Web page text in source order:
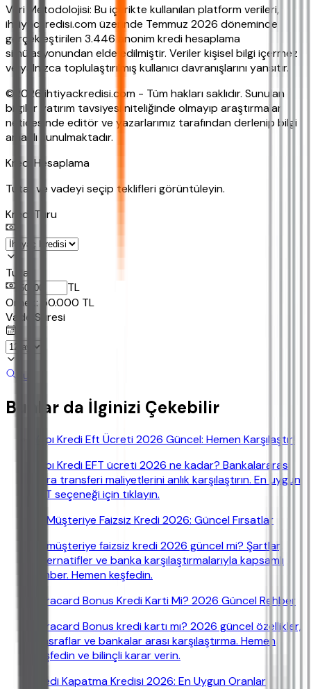
Veri Metodolojisi: Bu içerikte kullanılan platform verileri,
ihtiyackredisi.com üzerinde Temmuz 2026 döneminde
gerçekleştirilen 3.446 anonim kredi hesaplama
simülasyonundan elde edilmiştir. Veriler kişisel bilgi içermez
ve yalnızca toplulaştırılmış kullanıcı davranışlarını yansıtır.
©2026 ihtiyackredisi.com - Tüm hakları saklıdır. Sunulan
bilgiler yatırım tavsiyesi niteliğinde olmayıp araştırmalar
neticesinde editör ve yazarlarımız tarafından derlenip bilgi
amaçlı sunulmaktadır.
Kredi Hesaplama
Tutar ve vadeyi seçip teklifleri görüntüleyin.
Kredi Turu
Tutar
TL
Ornek: 50.000 TL
Vade Süresi
Bul
Bunlar da İlginizi Çekebilir
Yapı Kredi Eft Ücreti 2026 Güncel: Hemen Karşılaştır!
Yapı Kredi EFT ücreti 2026 ne kadar? Bankalararası
para transferi maliyetlerini anlık karşılaştırın. En uygun
EFT seçeneği için tıklayın.
İlk Müşteriye Faizsiz Kredi 2026: Güncel Fırsatlar
İlk müşteriye faizsiz kredi 2026 güncel mi? Şartlar,
alternatifler ve banka karşılaştırmalarıyla kapsamlı
rehber. Hemen keşfedin.
Paracard Bonus Kredi Karti Mi? 2026 Güncel Rehber
Paracard Bonus kredi kartı mı? 2026 güncel özellikler,
masraflar ve bankalar arası karşılaştırma. Hemen
keşfedin ve bilinçli karar verin.
Kredi Kapatma Kredisi 2026: En Uygun Oranlar